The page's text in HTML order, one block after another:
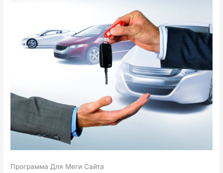
Программа Для Меги Сайта